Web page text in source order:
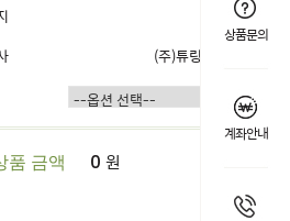
상품문의
계좌안내
국내산
(주)튜링겐코리아
품 금액 0 원